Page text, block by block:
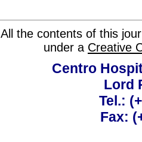
All the contents of this
under a Creative
Centro
Lord
Tel.:
Fax: